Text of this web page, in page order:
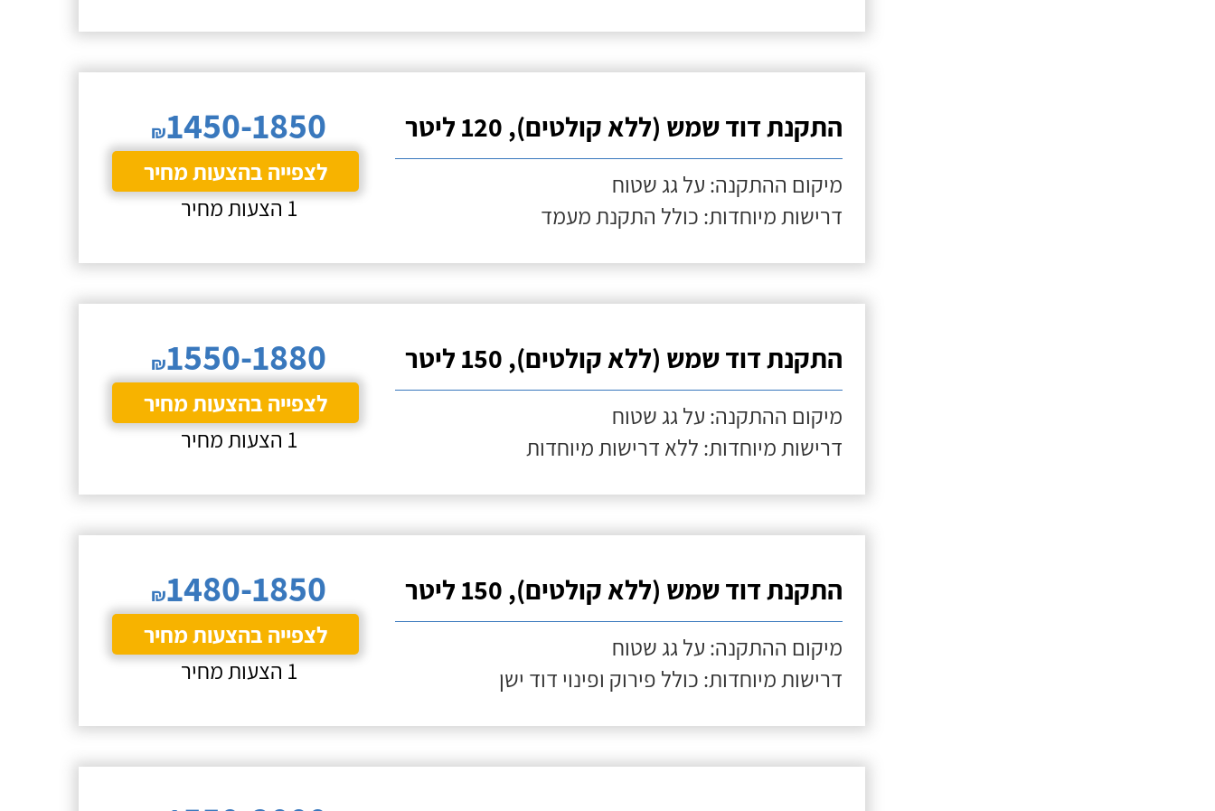
התקנת דוד שמש (ללא קולטים), 120 ליטר
מיקום ההתקנה: על גג שטוח
דרישות מיוחדות: כולל התקנת מעמד
₪1450-1850
לצפייה בהצעות מחיר
1 הצעות מחיר
התקנת דוד שמש (ללא קולטים), 150 ליטר
מיקום ההתקנה: על גג שטוח
דרישות מיוחדות: ללא דרישות מיוחדות
₪1550-1880
לצפייה בהצעות מחיר
1 הצעות מחיר
התקנת דוד שמש (ללא קולטים), 150 ליטר
מיקום ההתקנה: על גג שטוח
דרישות מיוחדות: כולל פירוק ופינוי דוד ישן
₪1480-1850
לצפייה בהצעות מחיר
1 הצעות מחיר